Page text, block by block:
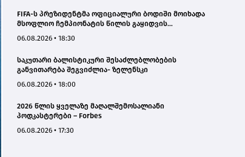
FIFA-ს პრეზიდენტმა ოფიციალური ბოდიში მოიხადა
მსოფლიო ჩემპიონატის წილის გაყიდვის
06.08.2026 • 18:30
საკუთარი ბალისტიკური შესაძლებლობების
განვითარება შეგვიძლია- ზელენსკი
06.08.2026 • 18:00
2026 წლის ყველაზე მაღალშემოსალიანი
პოდკასტერები – Forbes
06.08.2026 • 17:30